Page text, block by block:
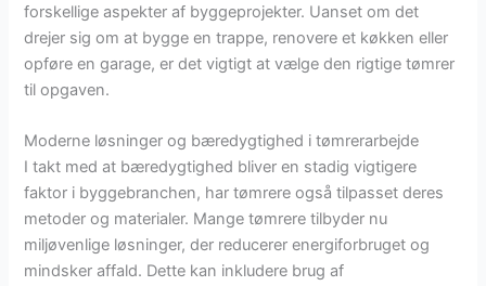
forskellige aspekter af byggeprojekter. Uanset om det
drejer sig om at bygge en trappe, renovere et køkken eller
opføre en garage, er det vigtigt at vælge den rigtige tømrer
til opgaven.
Moderne løsninger og bæredygtighed i tømrerarbejde
I takt med at bæredygtighed bliver en stadig vigtigere
faktor i byggebranchen, har tømrere også tilpasset deres
metoder og materialer. Mange tømrere tilbyder nu
miljøvenlige løsninger, der reducerer energiforbruget og
mindsker affald. Dette kan inkludere brug af